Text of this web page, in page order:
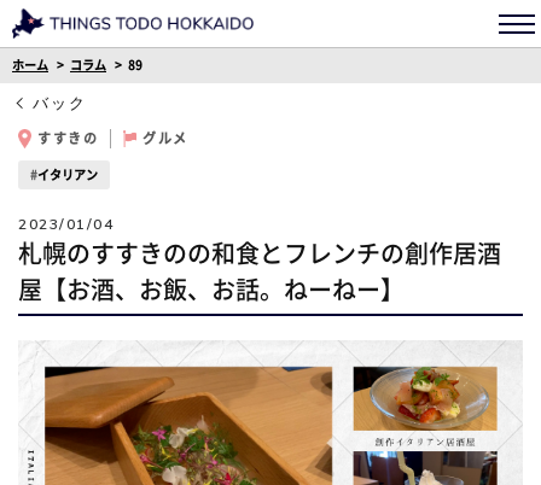
ホーム コラム 89
バック
すすきの グルメ
イタリアン
2023/01/04
札幌のすすきのの和食とフレンチの創作居酒
屋【お酒、お飯、お話。ねーねー】